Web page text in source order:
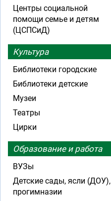
Центры социальной
помощи семье и детям
(ЦСПСиД)
Культура
Библиотеки городские
Библиотеки детские
Музеи
Театры
Цирки
Образование и работа
ВУЗы
Детские сады, ясли (ДОУ),
прогимназии